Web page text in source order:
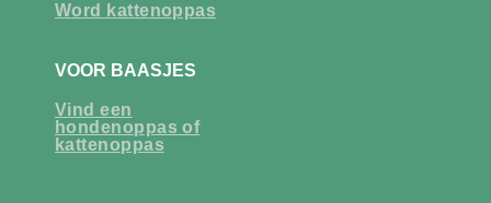
Word kattenoppas
VOOR BAASJES
Vind een
hondenoppas of
kattenoppas